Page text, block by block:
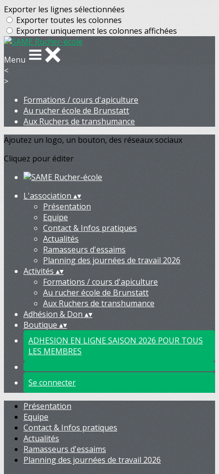
Exporter les lignes sélectionnées
Exporter toutes les colonnes
Exporter uniquement les colonnes affichées
Menu
<
>
Formations / cours d'apiculture
Au rucher école de Brunstatt
Aux Ruchers de transhumance
Ajoutez un logo, un bouton, des réseaux sociaux
Cliquez pour éditer
L'association ▴▾
Présentation
Equipe
Contact & Infos pratiques
Actualités
Ramasseurs d'essaims
Planning des journées de travail 2026
Activités ▴▾
Formations / cours d'apiculture
Au rucher école de Brunstatt
Aux Ruchers de transhumance
Adhésion & Don ▴▾
Boutique ▴▾
ADHESION EN LIGNE SAISON 2026 POUR TOUS
LES MEMBRES
Se connecter
Présentation
Equipe
Contact & Infos pratiques
Actualités
Ramasseurs d'essaims
Planning des journées de travail 2026